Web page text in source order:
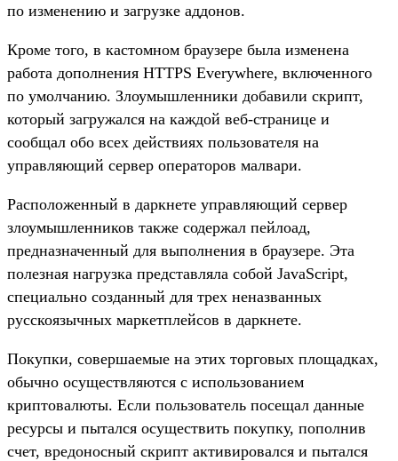
по изменению и загрузке аддонов.
Кроме того, в кастомном браузере была изменена
работа дополнения HTTPS Everywhere, включенного
по умолчанию. Злоумышленники добавили скрипт,
который загружался на каждой веб-странице и
сообщал обо всех действиях пользователя на
управляющий сервер операторов малвари.
Расположенный в даркнете управляющий сервер
злоумышленников также содержал пейлоад,
предназначенный для выполнения в браузере. Эта
полезная нагрузка представляла собой JavaScript,
специально созданный для трех неназванных
русскоязычных маркетплейсов в даркнете.
Покупки, совершаемые на этих торговых площадках,
обычно осуществляются с использованием
криптовалюты. Если пользователь посещал данные
ресурсы и пытался осуществить покупку, пополнив
счет, вредоносный скрипт активировался и пытался